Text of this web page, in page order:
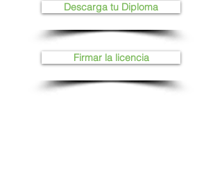
Descarga tu Diploma
Firmar la licencia